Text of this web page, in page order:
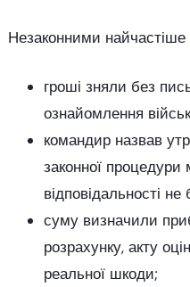
Незаконними найчастіше
гроші зняли без
ознайомлення
командир назвав
законної процедури
відповідальності не
суму визначили
розрахунку, акту
реальної шкоди;